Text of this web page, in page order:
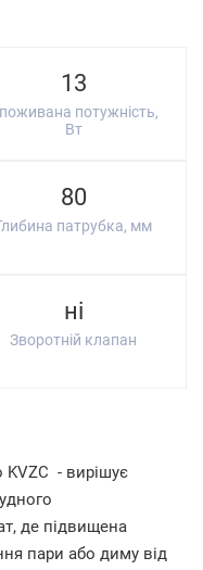
13
потужність,
Вт
80
патрубка, мм
ні
Зворотній клапан
KVZC - вирішує
де підвищена
пари або диму від